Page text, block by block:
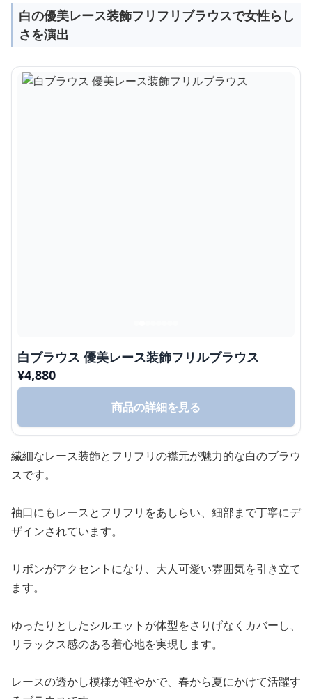
白の優美レース装飾フリフリブラウスで女性らし
さを演出
白ブラウス 優美レース装飾フリルブラウス
¥4,880
商品の詳細を見る
繊細なレース装飾とフリフリの襟元が魅力的な白のブラウ
スです。
袖口にもレースとフリフリをあしらい、細部まで丁寧にデ
ザインされています。
リボンがアクセントになり、大人可愛い雰囲気を引き立て
ます。
ゆったりとしたシルエットが体型をさりげなくカバーし、
リラックス感のある着心地を実現します。
レースの透かし模様が軽やかで、春から夏にかけて活躍す